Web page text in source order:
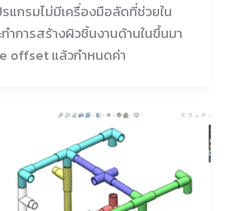
แกรมไม่มีเครื่องมือลัดที่ช่วยใน
ทำการสร้างผิวชิ้นงานด้านในขึ้นมา
offset แล้วกำหนดค่า